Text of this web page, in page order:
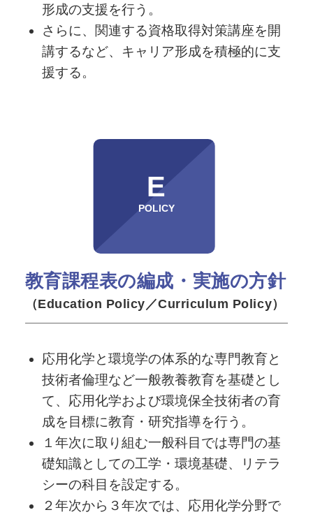
形成の支援を行う。
さらに、関連する資格取得対策講座を開
講するなど、キャリア形成を積極的に支
援する。
E
POLICY
教育課程表の編成・実施の方針
（Education Policy／Curriculum Policy）
応用化学と環境学の体系的な専門教育と
技術者倫理など一般教養教育を基礎とし
て、応用化学および環境保全技術者の育
成を目標に教育・研究指導を行う。
１年次に取り組む一般科目では専門の基
礎知識としての工学・環境基礎、リテラ
シーの科目を設定する。
２年次から３年次では、応用化学分野で